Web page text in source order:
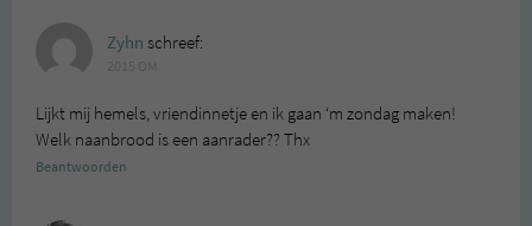
Zyhn schreef:
Lijkt mij hemels, vriendinnetje en ik gaan ‘m zondag maken!
Welk naanbrood is een aanrader?? Thx
Beantwoorden